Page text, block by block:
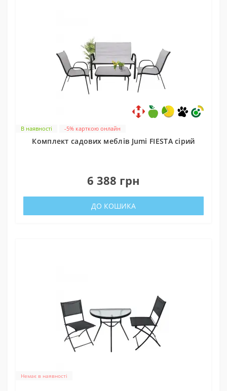
В наявності -5% карткою онлайн
Комплект садових меблів Jumi FIESTA сірий
6 388 грн
ДО КОШИКА
Немає в наявності